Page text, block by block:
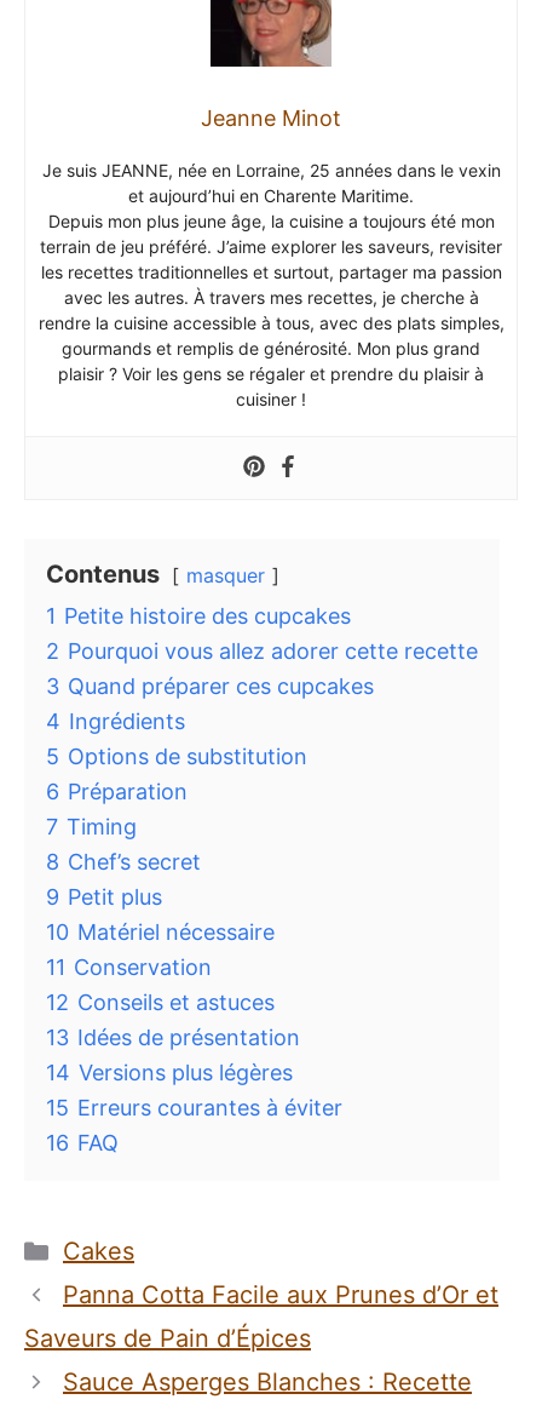
Jeanne Minot
Je suis JEANNE, née en Lorraine, 25 années dans le vexin
et aujourd’hui en Charente Maritime.
Depuis mon plus jeune âge, la cuisine a toujours été mon
terrain de jeu préféré. J’aime explorer les saveurs, revisiter
les recettes traditionnelles et surtout, partager ma passion
avec les autres. À travers mes recettes, je cherche à
rendre la cuisine accessible à tous, avec des plats simples,
gourmands et remplis de générosité. Mon plus grand
plaisir ? Voir les gens se régaler et prendre du plaisir à
cuisiner !
Contenus masquer
1 Petite histoire des cupcakes
2 Pourquoi vous allez adorer cette recette
3 Quand préparer ces cupcakes
4 Ingrédients
5 Options de substitution
6 Préparation
7 Timing
8 Chef’s secret
9 Petit plus
10 Matériel nécessaire
11 Conservation
12 Conseils et astuces
13 Idées de présentation
14 Versions plus légères
15 Erreurs courantes à éviter
16 FAQ
Catégories
Cakes
Panna Cotta Facile aux Prunes d’Or et
Saveurs de Pain d’Épices
Sauce Asperges Blanches : Recette